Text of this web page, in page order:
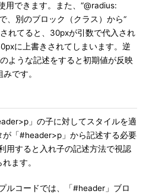
用できます。また、“@radius:
、別のブロック（クラス）から“
れてると、30pxが引数で代入され
に上書きされてしまいます。逆
ような記述をすると初期値が反映
です。
」の子に対してスタイルを適
が「#header>p」から記述する必要
用すると入れ子の記述方法で視認
ます。
ルコードでは、「#header」ブロ